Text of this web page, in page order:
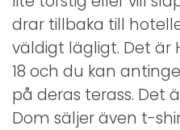
drar tillbaka till
väldigt lägligt. Det är
18 och du kan
på deras terass. Det
Dom säljer även t-